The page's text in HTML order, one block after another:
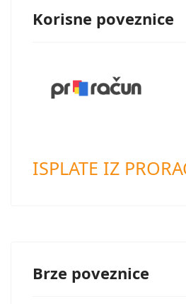
Korisne poveznice
ISPLATE IZ
Brze poveznice